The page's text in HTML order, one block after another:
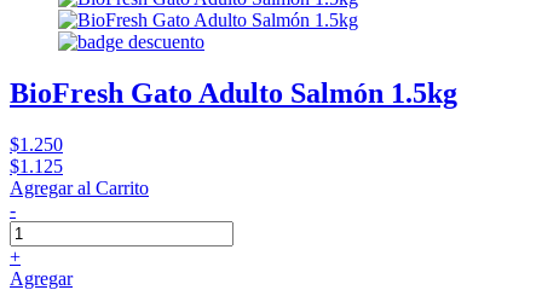
BioFresh Gato Adulto Salmón 1.5kg
$1.250
$1.125
Agregar al Carrito
-
+
Agregar